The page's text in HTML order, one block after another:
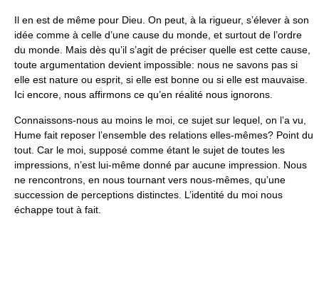
Il en est de même pour Dieu. On peut, à la rigueur, s’élever à son
idée comme à celle d’une cause du monde, et surtout de l’ordre
du monde. Mais dès qu’il s’agit de préciser quelle est cette cause,
toute argumentation devient impossible: nous ne savons pas si
elle est nature ou esprit, si elle est bonne ou si elle est mauvaise.
Ici encore, nous affirmons ce qu’en réalité nous ignorons.
Connaissons-nous au moins le moi, ce sujet sur lequel, on l’a vu,
Hume fait reposer l’ensemble des relations elles-mêmes? Point du
tout. Car le moi, supposé comme étant le sujet de toutes les
impressions, n’est lui-même donné par aucune impression. Nous
ne rencontrons, en nous tournant vers nous-mêmes, qu’une
succession de perceptions distinctes. L’identité du moi nous
échappe tout à fait.